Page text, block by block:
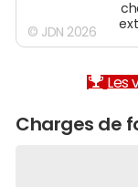
© JDN 2026
Les
Charges de